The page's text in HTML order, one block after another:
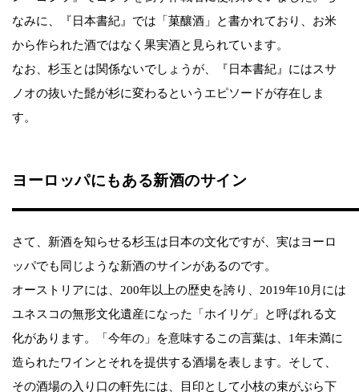
なみに、『日本書紀』では「菓釀酒」と書かれており、お米
から作られた酒ではなく果実酒と見られています。
なお、杉玉とは関係ないでしょうが、『日本書紀』にはスサ
ノオの抜いた髭が杉に変わるというエピソードが存在しま
す。
ヨーロッパにもある新酒のサイン
さて、新酒を知らせる杉玉は日本の文化ですが、実はヨーロ
ッパでも同じような新酒のサインがあるのです。
オーストリアには、200年以上の歴史を誇り、2019年10月には
ユネスコの無形文化遺産になった「ホイリゲ」と呼ばれる文
化があります。「今年の」を意味するこの言葉は、1年未満に
造られたワインとそれを提供する酒場を表します。そして、
その酒場の入り口の軒先には、目印として小枝の束がぶら下